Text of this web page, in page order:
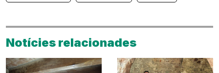
Notícies relacionades